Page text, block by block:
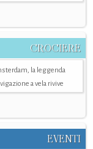
CROCIERE
la leggenda
a vela rivive
EVENTI